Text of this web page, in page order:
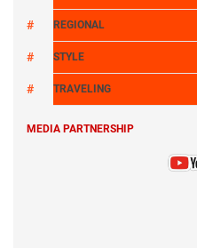
REGIONAL
STYLE
TRAVELING
MEDIA PARTNERSHIP